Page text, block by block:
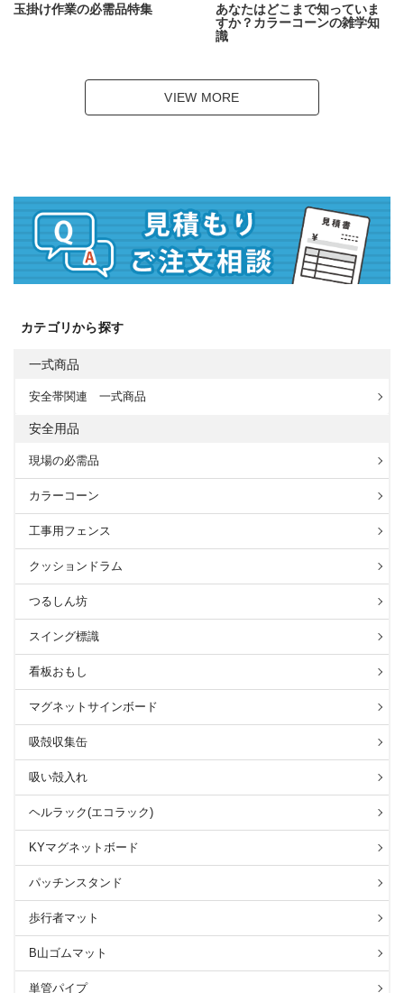
玉掛け作業の必需品特集
あなたはどこまで知っていま
すか？カラーコーンの雑学知
識
VIEW MORE
カテゴリから探す
一式商品
安全帯関連 一式商品
安全用品
現場の必需品
カラーコーン
工事用フェンス
クッションドラム
つるしん坊
スイング標識
看板おもし
マグネットサインボード
吸殻収集缶
吸い殻入れ
ヘルラック(エコラック)
KYマグネットボード
パッチンスタンド
歩行者マット
B山ゴムマット
単管パイプ